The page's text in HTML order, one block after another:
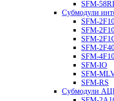
SFM-
Субмодули
SFM-
SFM-
SFM-
SFM-
SFM-
SFM-IO
SFM-
SFM-RS
Субмодули